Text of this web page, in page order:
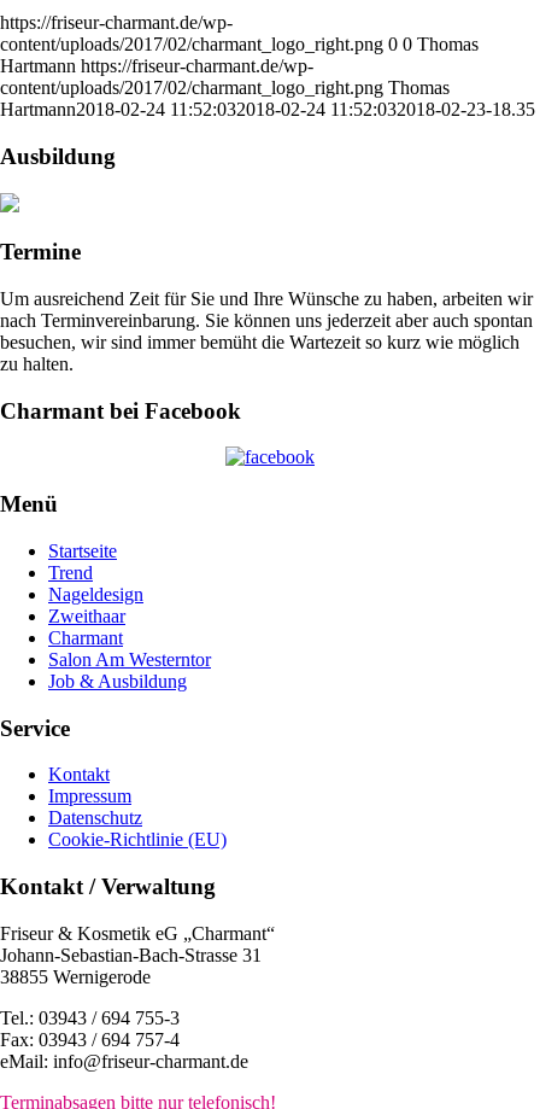
https://friseur-charmant.de/wp-
content/uploads/2017/02/charmant_logo_right.png 0 0 Thomas
Hartmann https://friseur-charmant.de/wp-
content/uploads/2017/02/charmant_logo_right.png Thomas
Hartmann2018-02-24 11:52:032018-02-24 11:52:032018-02-23-18.35
Ausbildung
Termine
Um ausreichend Zeit für Sie und Ihre Wünsche zu haben, arbeiten wir
nach Terminvereinbarung. Sie können uns jederzeit aber auch spontan
besuchen, wir sind immer bemüht die Wartezeit so kurz wie möglich
zu halten.
Charmant bei Facebook
Menü
Startseite
Trend
Nageldesign
Zweithaar
Charmant
Salon Am Westerntor
Job & Ausbildung
Service
Kontakt
Impressum
Datenschutz
Cookie-Richtlinie (EU)
Kontakt / Verwaltung
Friseur & Kosmetik eG „Charmant“
Johann-Sebastian-Bach-Strasse 31
38855 Wernigerode
Tel.: 03943 / 694 755-3
Fax: 03943 / 694 757-4
eMail: info@friseur-charmant.de
Terminabsagen bitte nur telefonisch!